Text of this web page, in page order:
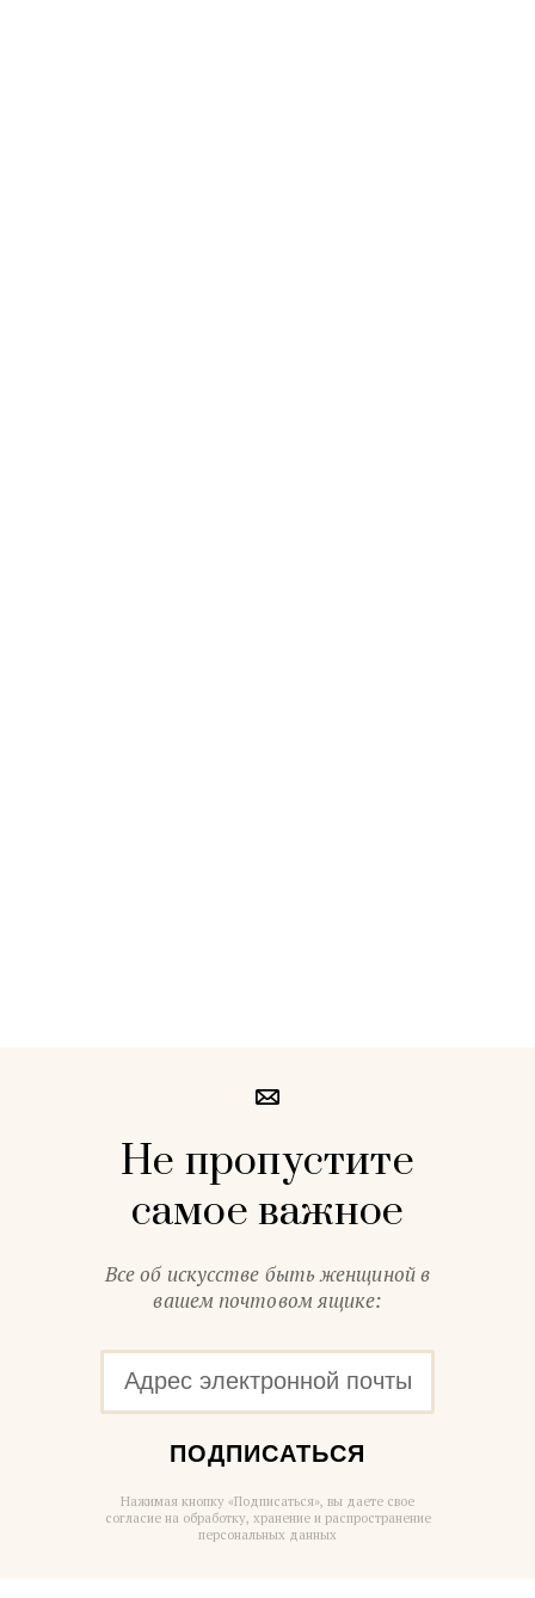
Не пропустите
самое важное
Все об искусстве быть женщиной в
вашем почтовом ящике:
ПОДПИСАТЬСЯ
Нажимая кнопку «Подписаться», вы даете свое
согласие на обработку, хранение и распространение
персональных данных